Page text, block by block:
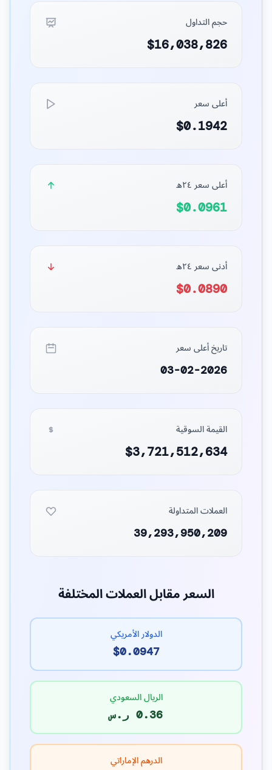
حجم التداول
$16,038,826
أعلى سعر
$0.1942
أعلى سعر ٢٤ه
$0.0961
أدنى سعر ٢٤ه
$0.0890
تاريخ أعلى سعر
03-02-2026
القيمة السوقية
$3,721,512,634
العملات المتداولة
39,293,950,209
السعر مقابل العملات المختلفة
الدولار الأمريكي
$0.0947
الريال السعودي
0.36 ر.س
الدرهم الإماراتي